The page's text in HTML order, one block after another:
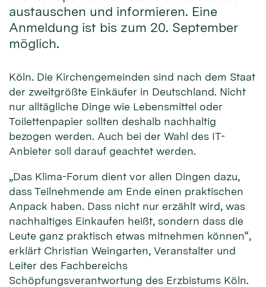
austauschen und informieren. Eine
Anmeldung ist bis zum 20. September
möglich.
Köln. Die Kirchengemeinden sind nach dem Staat
der zweitgrößte Einkäufer in Deutschland. Nicht
nur alltägliche Dinge wie Lebensmittel oder
Toilettenpapier sollten deshalb nachhaltig
bezogen werden. Auch bei der Wahl des IT-
Anbieter soll darauf geachtet werden.
„Das Klima-Forum dient vor allen Dingen dazu,
dass Teilnehmende am Ende einen praktischen
Anpack haben. Dass nicht nur erzählt wird, was
nachhaltiges Einkaufen heißt, sondern dass die
Leute ganz praktisch etwas mitnehmen können“,
erklärt Christian Weingarten, Veranstalter und
Leiter des Fachbereichs
Schöpfungsverantwortung des Erzbistums Köln.